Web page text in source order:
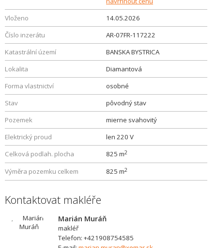
Vloženo
14.05.2026
Číslo inzerátu
AR-07FR-117222
Katastrální území
BANSKA BYSTRICA
Lokalita
Diamantová
Forma vlastnictví
osobné
Stav
pôvodný stav
Pozemek
mierne svahovitý
Elektrický proud
len 220 V
Celková podlah. plocha
825 m2
Výměra pozemku celkem 825 m2
Kontaktovat makléře
Marián Muráň
makléř
Telefon: +421908754585